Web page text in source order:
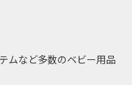
ムなど多数のベビー用品